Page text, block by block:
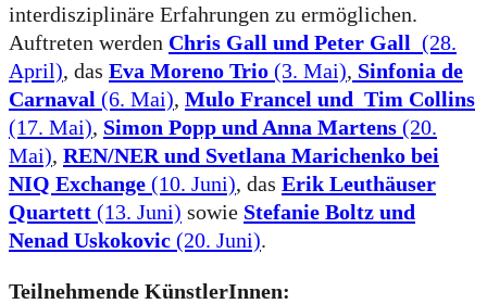
interdisziplinäre Erfahrungen zu ermöglichen.
Auftreten werden Chris Gall und Peter Gall (28.
April), das Eva Moreno Trio (3. Mai), Sinfonia de
Carnaval (6. Mai), Mulo Francel und Tim Collins
(17. Mai), Simon Popp und Anna Martens (20.
Mai), REN/NER und Svetlana Marichenko bei
NIQ Exchange (10. Juni), das Erik Leuthäuser
Quartett (13. Juni) sowie Stefanie Boltz und
Nenad Uskokovic (20. Juni).
Teilnehmende KünstlerInnen: